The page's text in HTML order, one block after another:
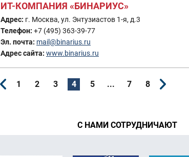
ИТ-КОМПАНИЯ «БИНАРИУС»
Адрес: г. Москва, ул. Энтузиастов 1-я, д.3
Телефон: +7 (495) 363-39-77
Эл. почта: mail@binarius.ru
Адрес сайта: www.binarius.ru
1 2 3 4 5 ... 7 8
С НАМИ СОТРУДНИЧАЮТ